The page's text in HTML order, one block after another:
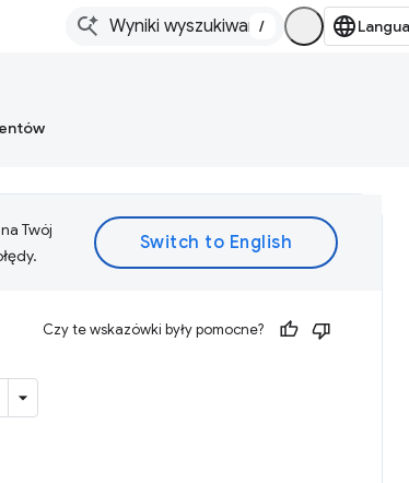
/
Twój
Czy te wskazówki były pomocne?